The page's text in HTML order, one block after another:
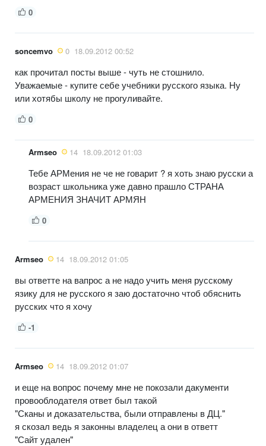
0
soncemvo 0 18.09.2012 00:52
как прочитал посты выше - чуть не стошнило.
Уважаемые - купите себе учебники русского языка. Ну
или хотябы школу не прогуливайте.
0
Armseo 14 18.09.2012 01:03
Тебе АРМения не че не говарит ? я хоть знаю русски а
возраст школьника уже давно прашло СТРАНА
АРМЕНИЯ ЗНАЧИТ АРМЯН
0
Armseo 14 18.09.2012 01:05
вы ответте на вапрос а не надо учить меня русскому
язику для не русского я заю достаточно чтоб обяснить
русских что я хочу
-1
Armseo 14 18.09.2012 01:07
и еще на вопрос почему мне не покозали дакументи
провооблодателя ответ был такой
"Сканы и доказательства, были отправлены в ДЦ."
я скозал ведь я законны владелец а они в ответт
"Сайт удален"